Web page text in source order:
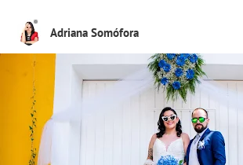
Adriana Somófora